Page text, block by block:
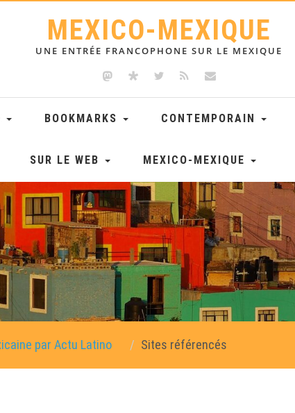
MEXICO-MEXIQUE
UNE ENTRÉE FRANCOPHONE SUR LE MEXIQUE
BOOKMARKS CONTEMPORAIN
SUR LE WEB MEXICO-MEXIQUE
par Actu Latino Sites référencés